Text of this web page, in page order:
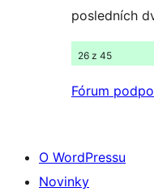
posledních
26 z 45
Fórum
O WordPressu
Novinky